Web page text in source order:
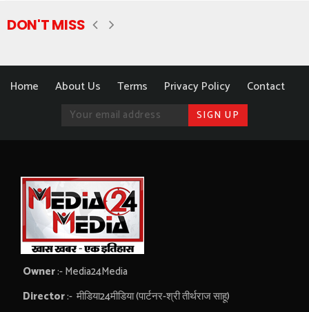
DON'T MISS
Home About Us Terms Privacy Policy Contact
Owner:- Media24Media
Director:- मीडिया24मीडिया (पार्टनर-श्री तीर्थराज साहू)